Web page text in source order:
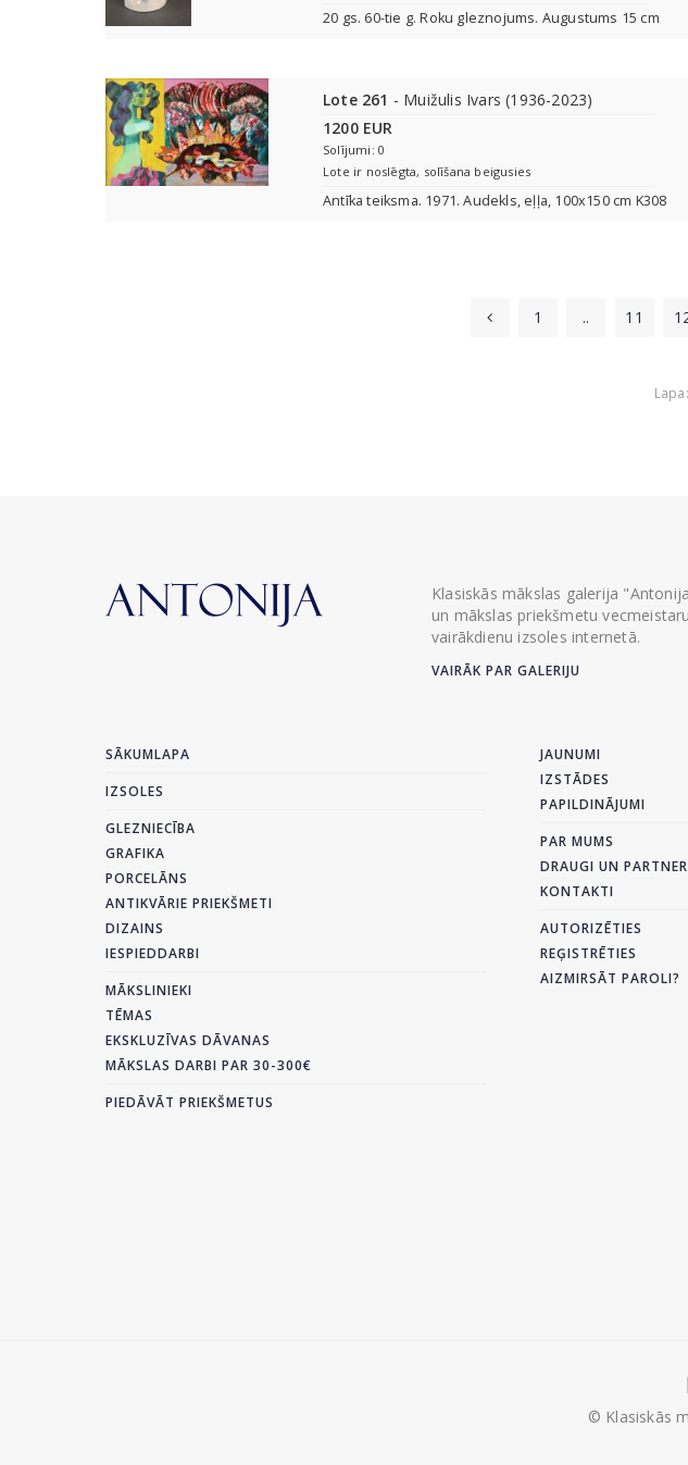
20 gs. 60-tie g. Roku gleznojums. Augustums 15 cm
Lote 261 - Muižulis Ivars (1936-2023)
1200 EUR
Solījumi: 0
Lote ir noslēgta, solīšana beigusies
Antīka teiksma. 1971. Audekls, eļļa, 100x150 cm K308
1 .. 11
Lapa:
Klasiskās mākslas galerija
un mākslas priekšmetu
vairākdienu izsoles internetā.
VAIRĀK PAR GALERIJU
SĀKUMLAPA
IZSOLES
GLEZNIECĪBA
GRAFIKA
PORCELĀNS
ANTIKVĀRIE PRIEKŠMETI
DIZAINS
IESPIEDDARBI
MĀKSLINIEKI
TĒMAS
EKSKLUZĪVAS DĀVANAS
MĀKSLAS DARBI PAR 30-300€
PIEDĀVĀT PRIEKŠMETUS
JAUNUMI
IZSTĀDES
PAPILDINĀJUMI
PAR MUMS
DRAUGI UN
KONTAKTI
AUTORIZĒTIES
REĢISTRĒTIES
AIZMIRSĀT PAROLI?
© Klasiskās